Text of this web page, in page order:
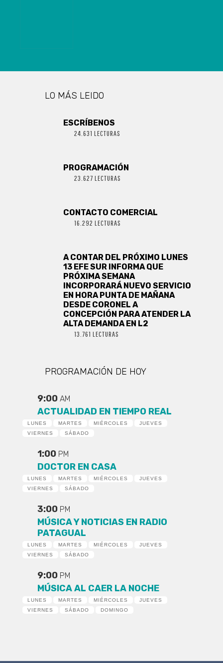
LO MÁS LEIDO
ESCRÍBENOS
24.631 LECTURAS
PROGRAMACIÓN
23.627 LECTURAS
CONTACTO COMERCIAL
16.292 LECTURAS
A CONTAR DEL PRÓXIMO LUNES
13 EFE SUR INFORMA QUE
PRÓXIMA SEMANA
INCORPORARÁ NUEVO SERVICIO
EN HORA PUNTA DE MAÑANA
DESDE CORONEL A
CONCEPCIÓN PARA ATENDER LA
ALTA DEMANDA EN L2
13.761 LECTURAS
PROGRAMACIÓN DE HOY
9:00 AM
ACTUALIDAD EN TIEMPO REAL
LUNES MARTES MIÉRCOLES
JUEVES
VIERNES
SÁBADO
1:00 PM
DOCTOR EN CASA
LUNES MARTES MIÉRCOLES
JUEVES
VIERNES
SÁBADO
3:00 PM
MÚSICA Y NOTICIAS EN RADIO
PATAGUAL
LUNES MARTES MIÉRCOLES
JUEVES
VIERNES
SÁBADO
9:00 PM
MÚSICA AL CAER LA NOCHE
LUNES MARTES MIÉRCOLES
JUEVES
VIERNES
SÁBADO DOMINGO